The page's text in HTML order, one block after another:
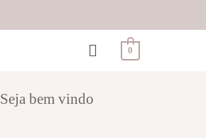
0
Seja bem vindo